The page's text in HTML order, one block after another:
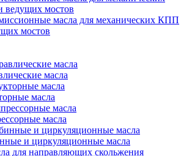
масла для механических КПП
мостов
масла
масла
масла
и циркуляционные масла